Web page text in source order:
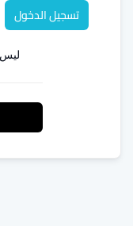
تسجيل الدخول